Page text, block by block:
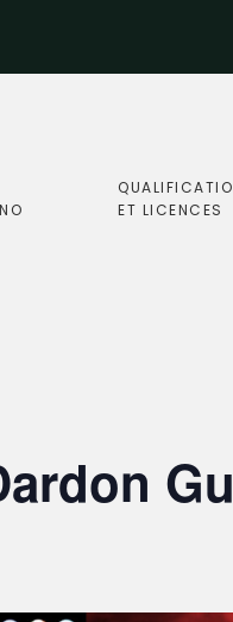
ET LICENCES